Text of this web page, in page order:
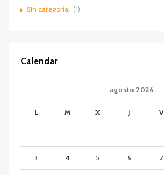
Sin categoría
(1)
Calendar
agosto 2026
L M X J V
3 4 5 6 7